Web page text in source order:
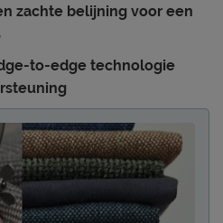
zachte belijning voor een
to-edge technologie